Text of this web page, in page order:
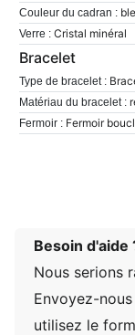
Couleur du cadran :
Verre : Cristal minéral
Bracelet
Type de bracelet :
Matériau du bracelet :
Fermoir : Fermoir
Besoin d'aide
Nous serions
Envoyez-
utilisez le